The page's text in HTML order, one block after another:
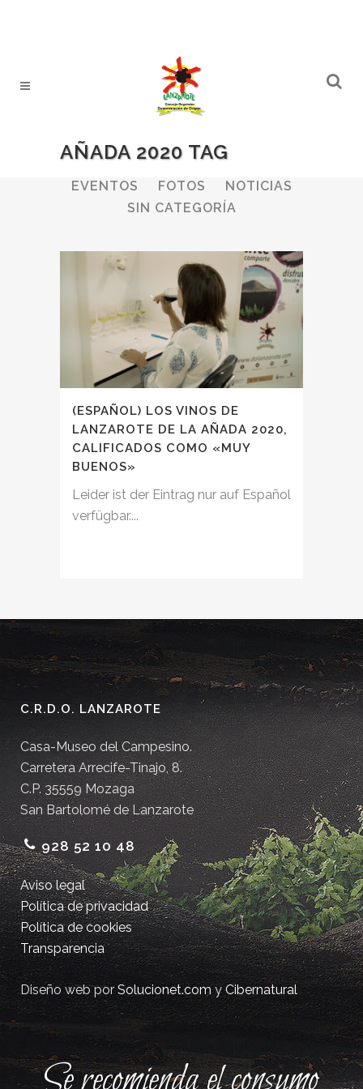
AÑADA 2020 TAG
ALL BODEGAS
BOLETINES
EVENTOS
FOTOS
NOTICIAS
SIN CATEGORÍA
(ESPAÑOL) LOS VINOS DE
LANZAROTE DE LA AÑADA 2020,
CALIFICADOS COMO «MUY
BUENOS»
Leider ist der Eintrag nur auf Español
verfügbar....
C.R.D.O. LANZAROTE
Casa-Museo del Campesino.
Carretera Arrecife-Tinajo, 8.
C.P. 35559 Mozaga
San Bartolomé de Lanzarote
928 52 10 48
Aviso legal
Política de privacidad
Política de cookies
Transparencia
Diseño web porSolucionet.comyCibernatural